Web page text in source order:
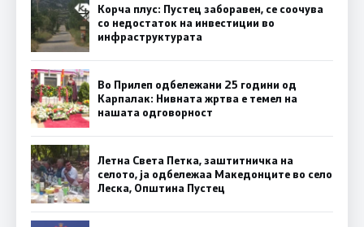
Корча плус: Пустец заборавен, се соочува
со недостаток на инвестиции во
инфраструктурата
Во Прилеп одбележани 25 години од
Карпалак: Нивната жртва е темел на
нашата одговорност
Летна Света Петка, заштитничка на
селото, ја одбележаа Македонците во село
Леска, Општина Пустец